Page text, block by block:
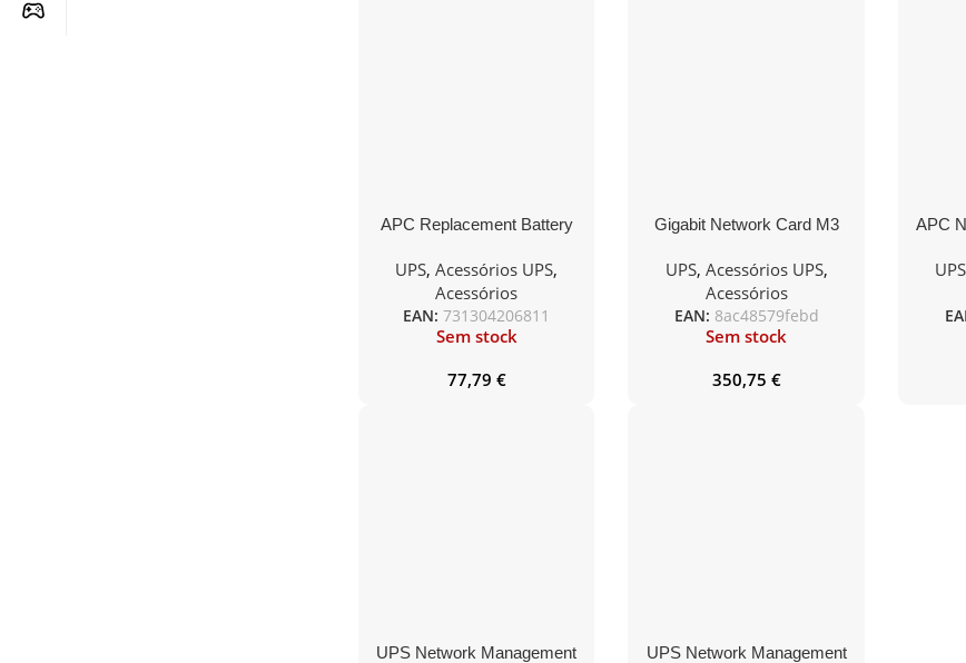
APC Replacement Battery
UPS,Acessórios UPS,
Acessórios
EAN:731304206811
Sem stock
77,79 €
Gigabit Network Card M3
UPS, Acessórios UPS,
Acessórios
EAN: 8ac48579febd
Sem stock
350,75 €
APC
UPS
UPS Network Management
UPS Network Management